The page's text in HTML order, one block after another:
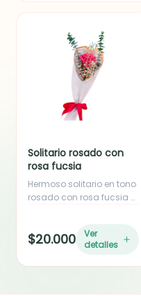
personalizado.
Solitario rosado con
rosa fucsia
Hermoso solitario en tono
rosado con rosa fucsia o
Ideal para empresas o
como complemento de
regalo. Incluye moño en
$20.000
Ver
detalles